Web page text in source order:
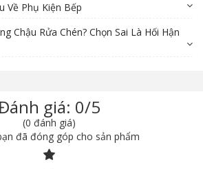
Về Phụ Kiện Bếp
Chậu Rửa Chén? Chọn Sai Là Hối Hận
giá: 0/5
(0 đánh giá)
đã đóng góp cho sản phẩm